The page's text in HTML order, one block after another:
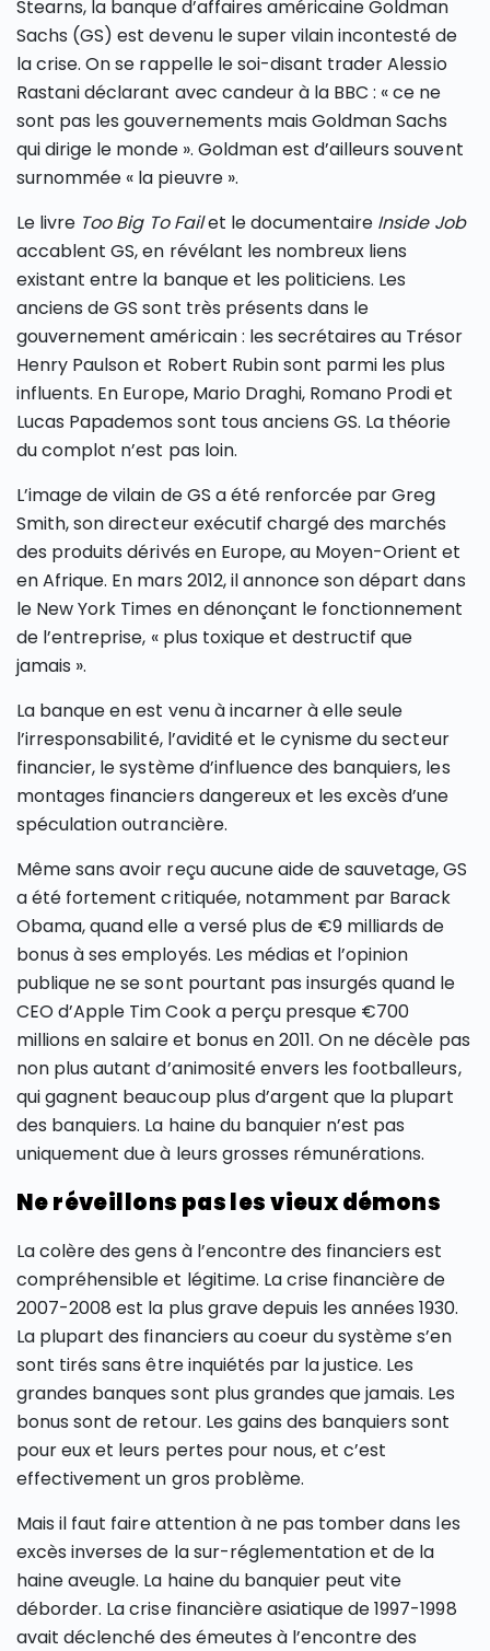
Stearns, la banque d’affaires américaine Goldman
Sachs (GS) est devenu le super vilain incontesté de
la crise. On se rappelle le soi-disant trader Alessio
Rastani déclarant avec candeur à la BBC : « ce ne
sont pas les gouvernements mais Goldman Sachs
qui dirige le monde ». Goldman est d’ailleurs souvent
surnommée « la pieuvre ».
Le livre Too Big To Failet le documentaire Inside Job
accablent GS, en révélant les nombreux liens
existant entre la banque et les politiciens. Les
anciens de GS sont très présents dans le
gouvernement américain : les secrétaires au Trésor
Henry Paulson et Robert Rubin sont parmi les plus
influents. En Europe, Mario Draghi, Romano Prodi et
Lucas Papademos sont tous anciens GS. La théorie
du complot n’est pas loin.
L’image de vilain de GS a été renforcée par Greg
Smith, son directeur exécutif chargé des marchés
des produits dérivés en Europe, au Moyen-Orient et
en Afrique. En mars 2012, il annonce son départ dans
le New York Times en dénonçant le fonctionnement
de l’entreprise, « plus toxique et destructif que
jamais ».
La banque en est venu à incarner à elle seule
l’irresponsabilité, l’avidité et le cynisme du secteur
financier, le système d’influence des banquiers, les
montages financiers dangereux et les excès d’une
spéculation outrancière.
Même sans avoir reçu aucune aide de sauvetage, GS
a été fortement critiquée, notamment par Barack
Obama, quand elle a versé plus de €9 milliards de
bonus à ses employés. Les médias et l’opinion
publique ne se sont pourtant pas insurgés quand le
CEO d’Apple Tim Cook a perçu presque €700
millions en salaire et bonus en 2011. On ne décèle pas
non plus autant d’animosité envers les footballeurs,
qui gagnent beaucoup plus d’argent que la plupart
des banquiers. La haine du banquier n’est pas
uniquement due à leurs grosses rémunérations.
Ne réveillons pas les vieux démons
La colère des gens à l’encontre des financiers est
compréhensible et légitime. La crise financière de
2007-2008 est la plus grave depuis les années 1930.
La plupart des financiers au coeur du système s’en
sont tirés sans être inquiétés par la justice. Les
grandes banques sont plus grandes que jamais. Les
bonus sont de retour. Les gains des banquiers sont
pour eux et leurs pertes pour nous, et c’est
effectivement un gros problème.
Mais il faut faire attention à ne pas tomber dans les
excès inverses de la sur-réglementation et de la
haine aveugle. La haine du banquier peut vite
déborder. La crise financière asiatique de 1997-1998
avait déclenché des émeutes à l’encontre des